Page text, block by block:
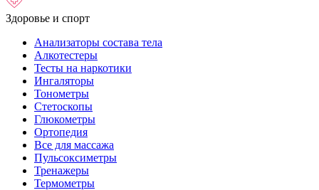
Здоровье и спорт
Анализаторы состава тела
Алкотестеры
Тесты на наркотики
Ингаляторы
Тонометры
Стетоскопы
Глюкометры
Ортопедия
Все для массажа
Пульсоксиметры
Тренажеры
Термометры